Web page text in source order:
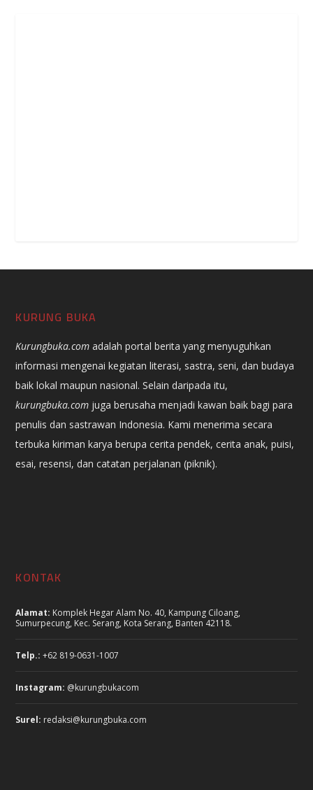
KURUNG BUKA
Kurungbuka.com adalah portal berita yang menyuguhkan
informasi mengenai kegiatan literasi, sastra, seni, dan budaya
baik lokal maupun nasional. Selain daripada itu,
kurungbuka.com juga berusaha menjadi kawan baik bagi para
penulis dan sastrawan Indonesia. Kami menerima secara
terbuka kiriman karya berupa cerita pendek, cerita anak, puisi,
esai, resensi, dan catatan perjalanan (piknik).
KONTAK
Alamat: Komplek Hegar Alam No. 40, Kampung Ciloang,
Sumurpecung, Kec. Serang, Kota Serang, Banten 42118.
Telp.: +62 819-0631-1007
Instagram: @kurungbukacom
Surel: redaksi@kurungbuka.com